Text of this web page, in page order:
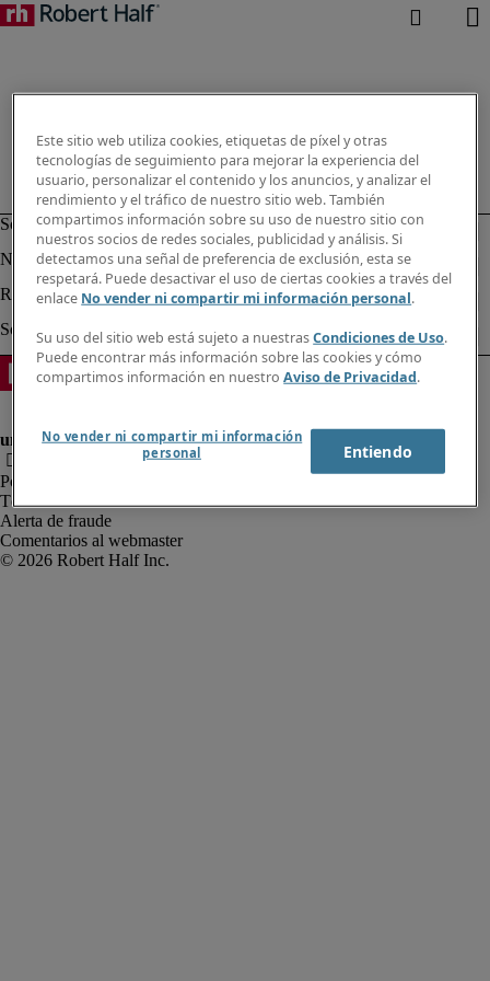
Política de privacidad
Términos de uso
Alerta de fraude
Comentarios al webmaster
Este sitio web utiliza cookies, etiquetas de píxel y otras
tecnologías de seguimiento para mejorar la experiencia del
usuario, personalizar el contenido y los anuncios, y analizar el
rendimiento y el tráfico de nuestro sitio web. También
compartimos información sobre su uso de nuestro sitio con
nuestros socios de redes sociales, publicidad y análisis. Si
detectamos una señal de preferencia de exclusión, esta se
respetará. Puede desactivar el uso de ciertas cookies a través del
enlace No vender ni compartir mi información personal.
Su uso del sitio web está sujeto a nuestrasCondiciones de Uso.
Puede encontrar más información sobre las cookies y cómo
compartimos información en nuestroAviso de Privacidad.
No vender ni compartir mi información
personal
Entiendo